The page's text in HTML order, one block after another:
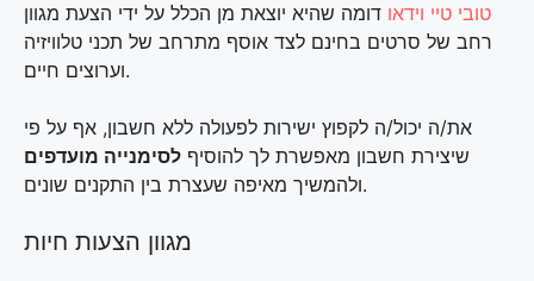
טובי טיי וידאו דומה שהיא יוצאת מן הכלל על ידי הצעת מגוון
רחב של סרטים בחינם לצד אוסף מתרחב של תכני טלוויזיה
וערוצים חיים.
את/ה יכול/ה לקפוץ ישירות לפעולה ללא חשבון, אף על פי
שיצירת חשבון מאפשרת לך להוסיף לסימנייה מועדפים
ולהמשיך מאיפה שעצרת בין התקנים שונים.
מגוון הצעות חיות